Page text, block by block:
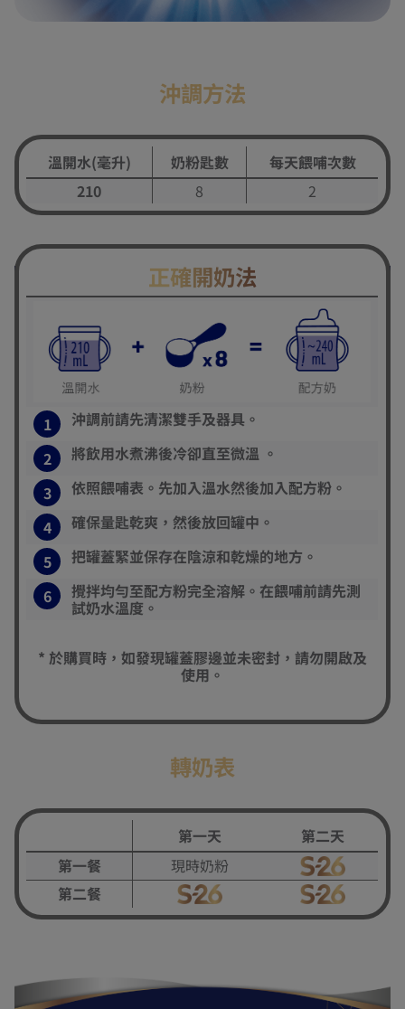
沖調方法
溫開水(毫升) 奶粉匙數
每天餵哺次數
210
8 2
正確開奶法
1
沖調前請先清潔雙手及器具。
2
將飲用水煮沸後冷卻直至微溫 。
3
依照餵哺表。先加入溫水然後加入配方粉。
4
確保量匙乾爽，然後放回罐中。
5
把罐蓋緊並保存在陰涼和乾燥的地方。
6
攪拌均勻至配方粉完全溶解。在餵哺前請先測
試奶水溫度。
* 於購買時，如發現罐蓋膠邊並未密封，請勿開啟及
使用。
轉奶表
第一天
第二天
第一餐
現時奶粉
第二餐